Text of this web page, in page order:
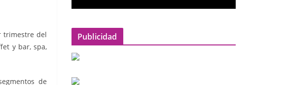
trimestre del
y bar, spa,
de
Publicidad